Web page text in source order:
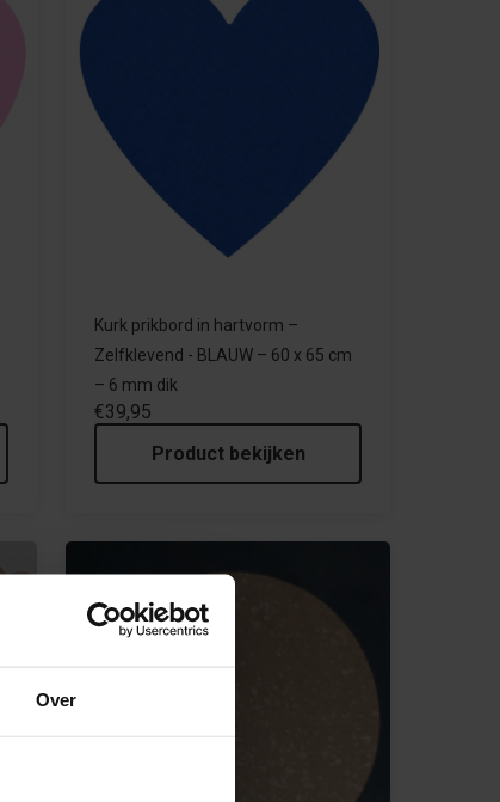
Over
Kurk prikbord in hartvorm –
Zelfklevend - BLAUW – 60 x 65 cm
– 6 mm dik
€39,95
Product bekijken